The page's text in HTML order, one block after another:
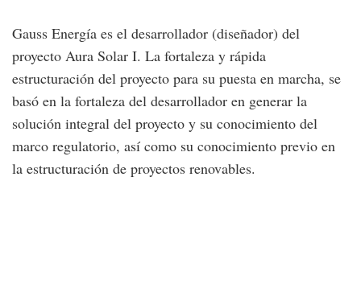
Gauss Energía es el desarrollador (diseñador) del
proyecto Aura Solar I. La fortaleza y rápida
estructuración del proyecto para su puesta en marcha, se
basó en la fortaleza del desarrollador en generar la
solución integral del proyecto y su conocimiento del
marco regulatorio, así como su conocimiento previo en
la estructuración de proyectos renovables.